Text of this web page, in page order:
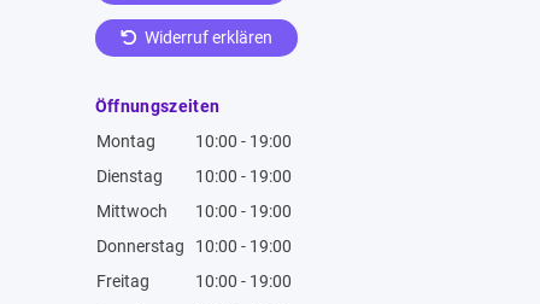
Widerruf erklären
Öffnungszeiten
Montag
10:00 - 19:00
Dienstag
10:00 - 19:00
Mittwoch
10:00 - 19:00
Donnerstag
10:00 - 19:00
Freitag
10:00 - 19:00